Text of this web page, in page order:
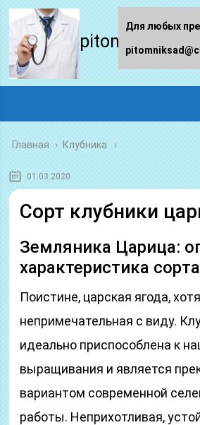
pitomniksad.ru
Главная › Клубника
01.03.2020
Сорт клубники
Земляника Царица:
характеристика
Поистине, царская ягода,
непримечательная с виду.
идеально приспособлена к
выращивания и является
вариантом современной
работы. Неприхотливая,
Для любых